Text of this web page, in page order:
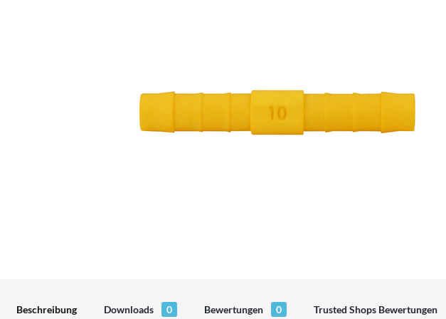
Beschreibung Downloads 0 Bewertungen 0 Trusted Shops Bewertungen